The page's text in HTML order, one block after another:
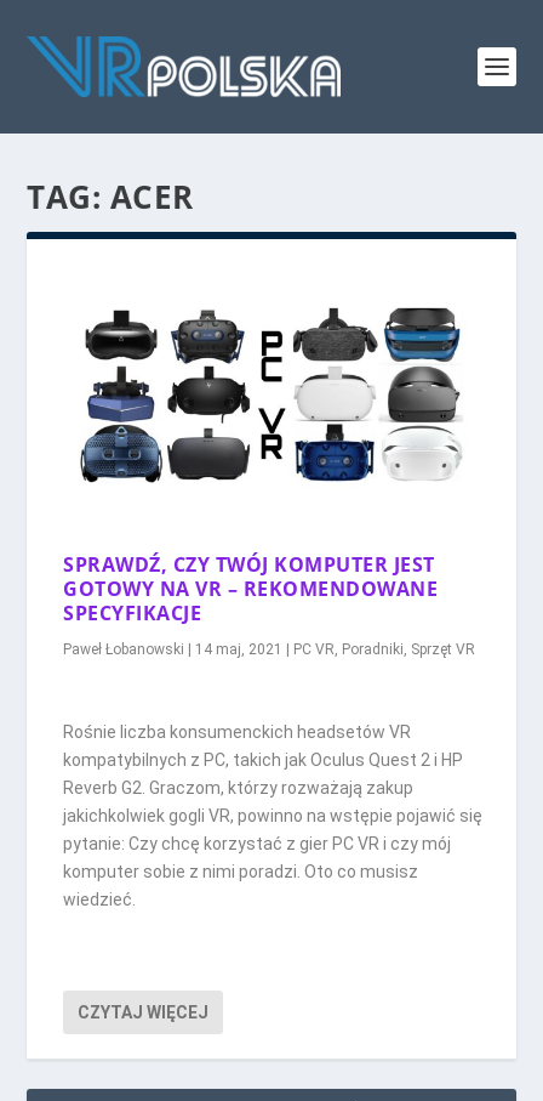
TAG: ACER
SPRAWDŹ, CZY TWÓJ KOMPUTER JEST
GOTOWY NA VR – REKOMENDOWANE
SPECYFIKACJE
Paweł Łobanowski | 14 maj, 2021 | PC VR Poradniki Sprzęt VR
Rośnie liczba konsumenckich headsetów VR
kompatybilnych z PC, takich jak Oculus Quest 2 i HP
Reverb G2. Graczom, którzy rozważają zakup
jakichkolwiek gogli VR, powinno na wstępie pojawić się
pytanie: Czy chcę korzystać z gier PC VR i czy mój
komputer sobie z nimi poradzi. Oto co musisz
wiedzieć.
CZYTAJ WIĘCEJ